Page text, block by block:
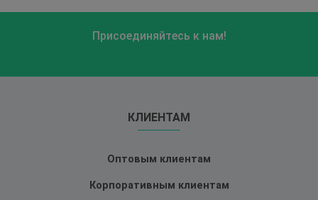
Присоединяйтесь к нам!
КЛИЕНТАМ
Оптовым клиентам
Корпоративным клиентам